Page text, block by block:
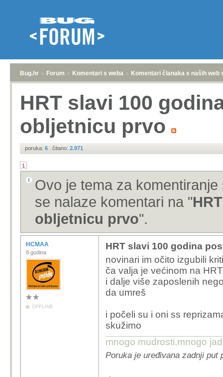
Bug.hr » Forum » Komentari s weba » Komentari članaka s naših web
HRT slavi 100
obljetnicu prvo
poruka: 6 | čitano: 2.971
1
Ovo je tema za
se nalaze komentari na "
obljetnicu prvo".
HCMAA
8 godina
OFFLINE
HRT slavi 100 godina
novinari im očito izgubili
ča valja je većinom na
i dalje više zaposlenih
da umreš
i počeli su i oni ss
skužimo
mnogo mudrosti,mnogo
Poruka je uređivana zadnji put